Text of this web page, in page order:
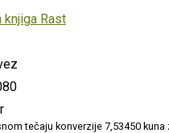
knjiga Rast
tečaju konverzije 7,53450 kuna